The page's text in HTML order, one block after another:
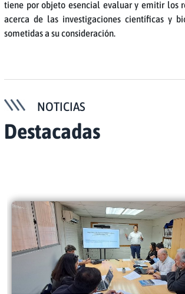
tiene por objeto esencial evaluar y emitir los
acerca de las investigaciones científicas y
sometidas a su consideración.
NOTICIAS
Destacadas